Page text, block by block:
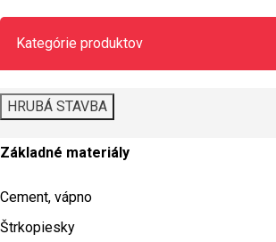
Kategórie produktov
HRUBÁ STAVBA
Základné materiály
Cement, vápno
Štrkopiesky